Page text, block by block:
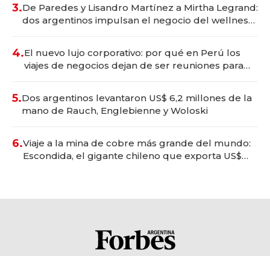
3.De Paredes y Lisandro Martínez a Mirtha Legrand:
dos argentinos impulsan el negocio del wellness
4.El nuevo lujo corporativo: por qué en Perú los
viajes de negocios dejan de ser reuniones para
5.Dos argentinos levantaron US$ 6,2 millones de la
mano de Rauch, Englebienne y Woloski
6.Viaje a la mina de cobre más grande del mundo:
Escondida, el gigante chileno que exporta US$